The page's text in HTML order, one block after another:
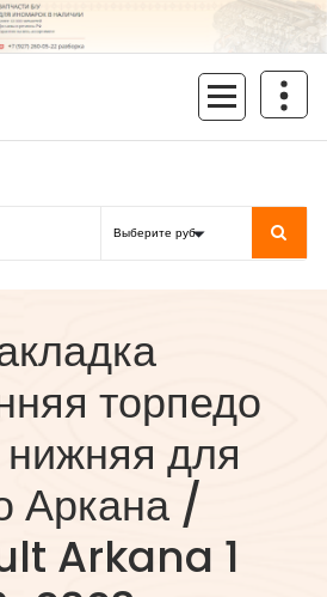
торпедо
для
Аркана /
Arkana 1